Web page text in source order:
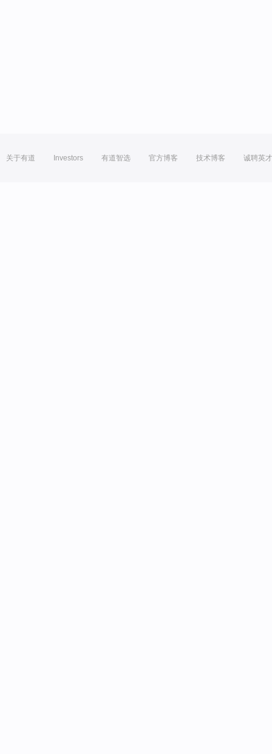
关于有道 Investors 有道智选 官方博客 技术博客 诚聘英才